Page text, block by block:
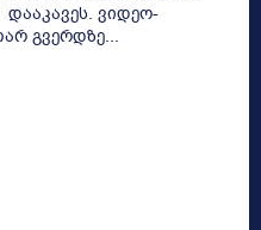
ვიდეო-
გვერდზე...